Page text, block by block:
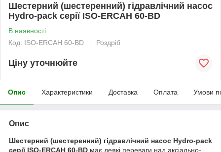
Шестерний (шестеренний) гідравлічний насос
Hydro-pack серії ISO-ERCAH 60-BD
В наявності
Код: ISO-ERCAH 60-BD
Роздріб
Ціну уточнюйте
Опис Характеристики Доставка Оплата Умови
Опис
Шестерний (шестеренний) гідравлічний насос Hydro-pack
серії ISO-ERCAH 60-BD має деякі переваги над аксіально-